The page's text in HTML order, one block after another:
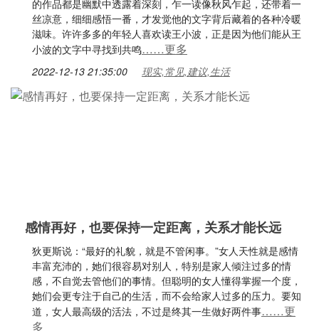
的作品都是幽默中透露着深刻，乍一读像秋风乍起，还带着一
丝凉意，细细感悟一番，才发觉他的文字背后藏着的各种冷暖
滋味。许许多多的年轻人喜欢读王小波，正是因为他们能从王
小波的文字中寻找到共鸣……更多
2022-12-13 21:35:00 现实,常见,建议,生活
感情再好，也要保持一定距离，关系才能长远
狄更斯说：“最好的礼貌，就是不管闲事。”女人天性就是感情
丰富充沛的，她们很容易对别人，特别是家人倾注过多的情
感，不自觉去管他们的事情。但聪明的女人懂得掌握一个度，
她们会更专注于自己的生活，而不会给家人过多的压力。要知
道，女人最高级的活法，不过是终其一生做好两件事……更
多